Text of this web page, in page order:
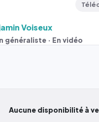
Voiseux
généraliste · En vidéo
Aucune disponibilité à